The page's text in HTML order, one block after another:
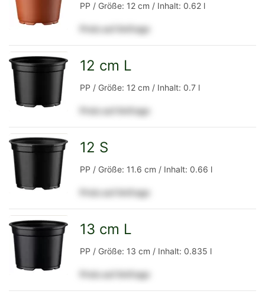
Detailseite
PP / Größe: 12 cm / Inhalt: 0.62 l
Preis auf Anfrage
Detailseite
12 cm L
PP / Größe: 12 cm / Inhalt: 0.7 l
Preis auf Anfrage
Detailseite
12 S
PP / Größe: 11.6 cm / Inhalt: 0.66 l
Preis auf Anfrage
13 cm L
PP / Größe: 13 cm / Inhalt: 0.835 l
Preis auf Anfrage